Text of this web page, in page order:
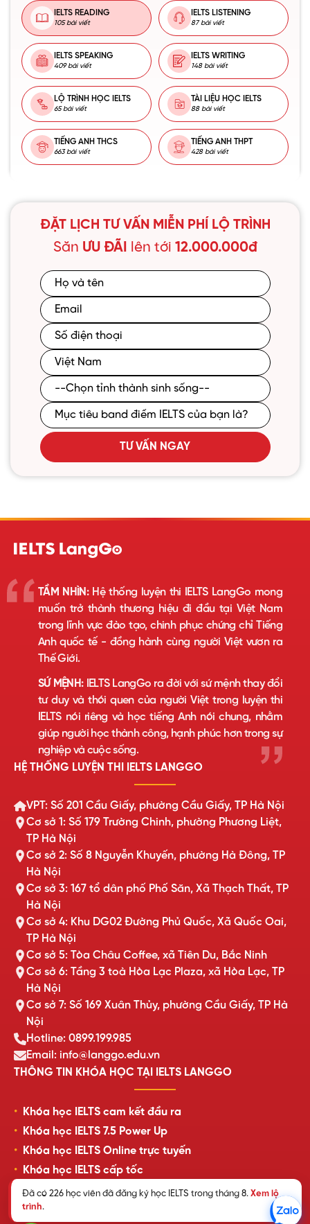
IELTS READING
105 bài viết
IELTS LISTENING
87 bài viết
IELTS SPEAKING
409 bài viết
IELTS WRITING
148 bài viết
LỘ TRÌNH HỌC IELTS
65 bài viết
TÀI LIỆU HỌC IELTS
88 bài viết
TIẾNG ANH THCS
663 bài viết
TIẾNG ANH THPT
428 bài viết
ĐẶT LỊCH TƯ VẤN MIỄN PHÍ LỘ TRÌNH
Săn ƯU ĐÃI lên tới 12.000.000đ
TƯ VẤN NGAY
Đã có 226 học viên đã đăng ký học IELTS trong tháng 8. Xem lộ
trình.
TẦM NHÌN:Hệ thống luyện thi IELTS LangGo mong
muốn trở thành thương hiệu đi đầu tại Việt Nam
trong lĩnh vực đào tạo, chinh phục chứng chỉ Tiếng
Anh quốc tế - đồng hành cùng người Việt vươn ra
Thế Giới.
SỨ MỆNH:IELTS LangGo ra đời với sứ mệnh thay đổi
tư duy và thói quen của người Việt trong luyện thi
IELTS nói riêng và học tiếng Anh nói chung, nhằm
giúp người học thành công, hạnh phúc hơn trong sự
nghiệp và cuộc sống.
HỆ THỐNG LUYỆN THI IELTS LANGGO
VPT: Số 201 Cầu Giấy, phường Cầu Giấy, TP Hà Nội
Cơ sở 1: Số 179 Trường Chinh, phường Phương Liệt,
TP Hà Nội
Cơ sở 2: Số 8 Nguyễn Khuyến, phường Hà Đông, TP
Hà Nội
Cơ sở 3: 167 tổ dân phố Phố Săn, Xã Thạch Thất, TP
Hà Nội
Cơ sở 4: Khu DG02 Đường Phủ Quốc, Xã Quốc Oai,
TP Hà Nội
Cơ sở 5: Tòa Châu Coffee, xã Tiên Du, Bắc Ninh
Cơ sở 6: Tầng 3 toà Hòa Lạc Plaza, xã Hòa Lạc, TP
Hà Nội
Cơ sở 7: Số 169 Xuân Thủy, phường Cầu Giấy, TP Hà
Nội
Hotline: 0899.199.985
Email: info@langgo.edu.vn
THÔNG TIN KHÓA HỌC TẠI IELTS LANGGO
Khóa học IELTS cam kết đầu ra
Khóa học IELTS 7.5 Power Up
Khóa học IELTS Online trực tuyến
Khóa học IELTS cấp tốc
Lịch khai giảng lớp học mới nhất
Review của học viên LangGo